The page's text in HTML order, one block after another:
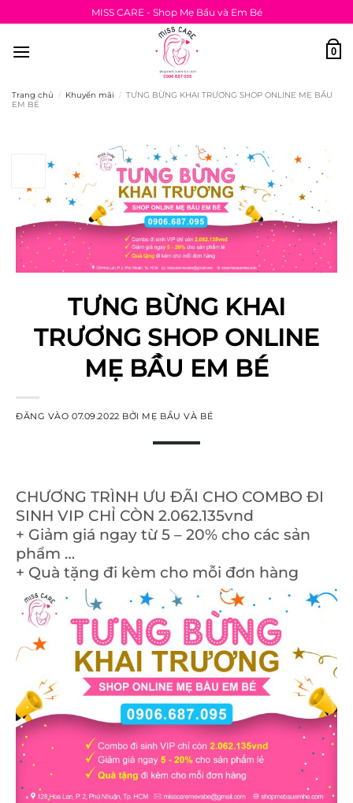
qua
nội
MISS CARE - Shop Mẹ Bầu và Em Bé
0
Trang chủ / Khuyến mãi / TƯNG BỪNG KHAI TRƯƠNG SHOP ONLINE MẸ BẦU
EM BÉ
TƯNG BỪNG KHAI
TRƯƠNG SHOP ONLINE
MẸ BẦU EM BÉ
ĐĂNG VÀO07.09.2022 BỞI MẸ BẦU VÀ BÉ
CHƯƠNG TRÌNH ƯU ĐÃI CHO COMBO ĐI
SINH VIP CHỈ CÒN 2.062.135vnd
+ Giảm giá ngay từ 5 – 20% cho các sản
phẩm …
+ Quà tặng đi kèm cho mỗi đơn hàng